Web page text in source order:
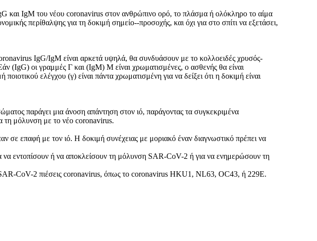
και IgM του νέου coronavirus στον ανθρώπινο ορό, το πλάσμα ή ολόκληρο το αίμα
περίθαλψης για τη δοκιμή σημείο--προσοχής, και όχι για στο σπίτι να εξετάσει,
IgG/IgM είναι αρκετά υψηλά, θα συνδυάσουν με το κολλοειδές χρυσός-
(IgG) οι γραμμές Γ και (IgM) Μ είναι χρωματισμένες, ο ασθενής θα είναι
ελέγχου (γ) είναι πάντα χρωματισμένη για να δείξει ότι η δοκιμή είναι
παράγει μια άνοση απάντηση στον ιό, παράγοντας τα συγκεκριμένα
τη μόλυνση με το νέο coronavirus.
σε επαφή με τον ιό. Η δοκιμή συνέχειας με μοριακό έναν διαγνωστικό πρέπει να
εντοπίσουν ή να αποκλείσουν τη μόλυνση SAR-CoV-2 ή για να ενημερώσουν τη
CoV-2 πιέσεις coronavirus, όπως το coronavirus HKU1, NL63, OC43, ή 229E.